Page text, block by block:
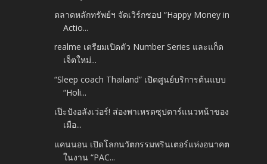
ตลาดหลักทรัพย์ฯ จัดเวิร์กชอป “Happy Money in
Actio...
realme เตรียมเปิดตัว Number Series และแก็ด
เจ็ตใหม่...
“Sleep coach Thailand” เปิดศูนย์บริการต้นแบบ
“Holi...
เป๊ะปังอลังเว่อร์! ส่องพาเหรดซุปตาร์แนวหน้าของ
เมือ...
แคนนอน เปิดโลกนวัตกรรมพรินเตอร์แห่งอนาคต
ในงาน “PAC...